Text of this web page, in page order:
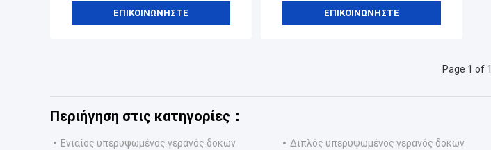
ΕΠΙΚΟΙΝΩΝΉΣΤΕ ΕΠΙΚΟΙΝΩΝΉΣΤΕ
Page 1 of 1
Περιήγηση στις κατηγορίες：
Ενιαίος υπερυψωμένος γερανός δοκών Διπλός υπερυψωμένος γερανός δοκών